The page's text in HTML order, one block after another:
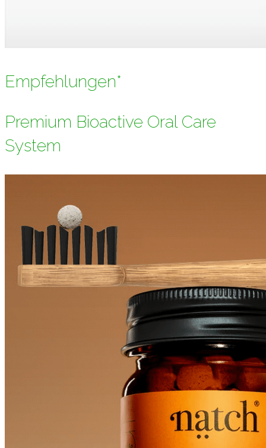
Empfehlungen*
Premium Bioactive Oral Care
System